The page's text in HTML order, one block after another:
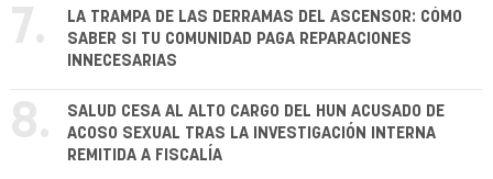
7.
LA TRAMPA DE LAS DERRAMAS DEL ASCENSOR: CÓMO
SABER SI TU COMUNIDAD PAGA REPARACIONES
INNECESARIAS
8.
SALUD CESA AL ALTO CARGO DEL HUN ACUSADO DE
ACOSO SEXUAL TRAS LA INVESTIGACIÓN INTERNA
REMITIDA A FISCALÍA